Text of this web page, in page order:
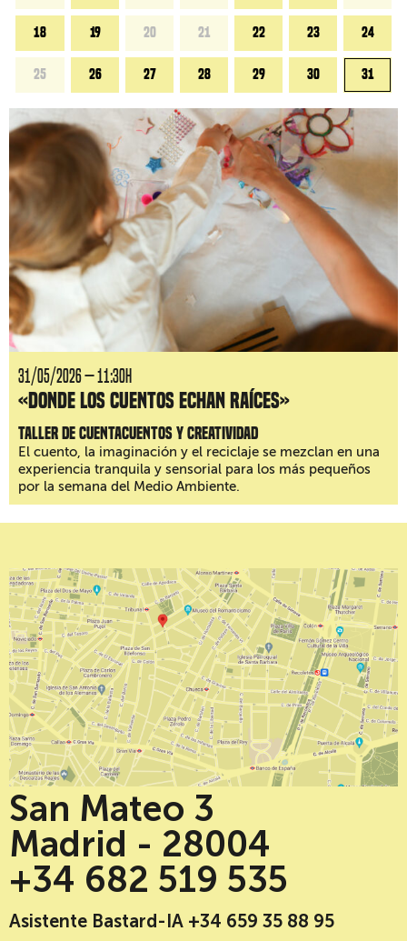
18 19 20 21 22 23 24
25 26 27 28 29 30 31
31/05/2026 — 11:30H
«Donde los cuentos echan raíces»
Taller de cuentacuentos y creatividad
El cuento, la imaginación y el reciclaje se mezclan en una
experiencia tranquila y sensorial para los más pequeños
por la semana del Medio Ambiente.
San Mateo 3
Madrid - 28004
+34 682 519 535
Asistente Bastard-IA +34 659 35 88 95